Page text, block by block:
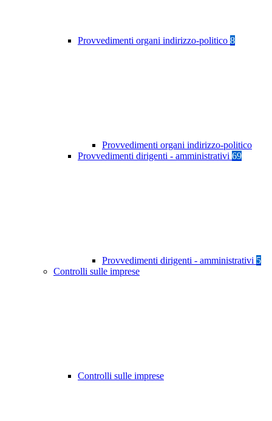
Provvedimenti organi indirizzo-politico 8
Provvedimenti organi indirizzo-politico
Provvedimenti dirigenti - amministrativi 69
Provvedimenti dirigenti - amministrativi 5
Controlli sulle imprese
Controlli sulle imprese